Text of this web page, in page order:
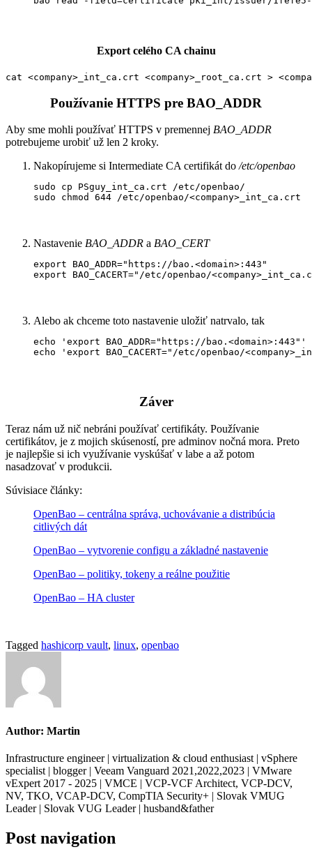
Export celého CA chainu
cat <company>_int_ca.crt <company>_root_ca.crt >
Používanie HTTPS pre BAO_ADDR
Aby sme mohli používať HTTPS v premennej BAO_ADDR
potrebujeme urobiť už len 2 kroky.
Nakopírujeme si Intermediate CA certifikát do /etc/openbao
sudo cp PSguy_int_ca.crt /etc/openbao/
sudo chmod 644 /etc/openbao/<company>_int_ca.crt
Nastavenie BAO_ADDR a BAO_CERT
export BAO_ADDR="https://bao.<domain>:443"
export BAO_CACERT="/etc/openbao/
Alebo ak chceme toto nastavenie uložiť natrvalo, tak
echo 'export BAO_ADDR="https://
echo 'export BAO_CACERT="/etc/openbao/
Záver
Teraz nám už nič nebráni používať certifikáty. Používanie
certifikátov, je z mojich skúseností, pre adminov nočná mora. Preto
je najlepšie si ich využívanie vyskúšať v labe a až potom
nasadzovať v produkcii.
Súvisiace články:
OpenBao – centrálna správa, uchovávanie a distribúcia
citlivých dát
OpenBao – vytvorenie configu a základné nastavenie
OpenBao – politiky, tokeny a reálne použitie
OpenBao – HA cluster
Tagged hashicorp vault, linux, openbao
Author: Martin
Infrastructure engineer | virtualization & cloud enthusiast | vSphere
specialist | blogger | Veeam Vanguard 2021,2022,2023 | VMware
vExpert 2017 - 2025 | VMCE | VCP-VCF Architect, VCP-DCV,
NV, TKO, VCAP-DCV, CompTIA Security+ | Slovak VMUG
Leader | Slovak VUG Leader | husband&father
Post navigation